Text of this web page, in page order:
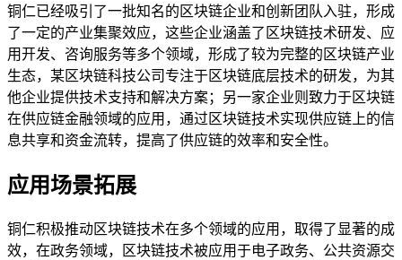
铜仁已经吸引了一批知名的区块链企业和创新团队入驻，形成
了一定的产业集聚效应，这些企业涵盖了区块链技术研发、应
用开发、咨询服务等多个领域，形成了较为完整的区块链产业
生态，某区块链科技公司专注于区块链底层技术的研发，为其
他企业提供技术支持和解决方案；另一家企业则致力于区块链
在供应链金融领域的应用，通过区块链技术实现供应链上的信
息共享和资金流转，提高了供应链的效率和安全性。
应用场景拓展
铜仁积极推动区块链技术在多个领域的应用，取得了显著的成
效，在政务领域，区块链技术被应用于电子政务、公共资源交